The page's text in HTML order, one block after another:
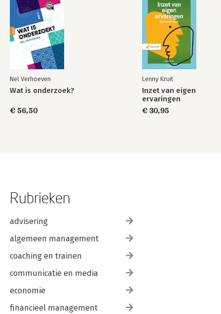
Nel Verhoeven
Wat is onderzoek?
€ 56,50
Lenny Kruit
Inzet van eigen
ervaringen
€ 30,95
Rubrieken
advisering
algemeen management
coaching en trainen
communicatie en media
economie
financieel management